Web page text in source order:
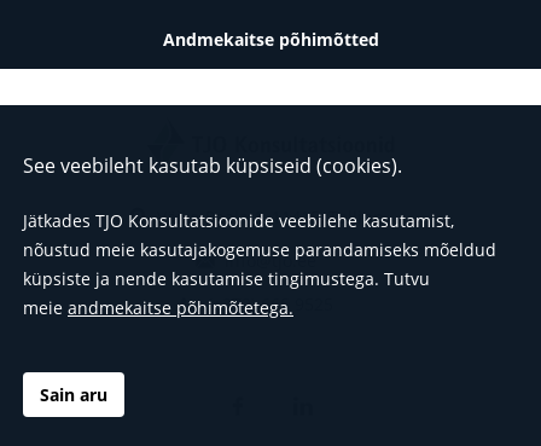
See veebileht kasutab küpsiseid (cookies).
Jätkades TJO Konsultatsioonide veebilehe kasutamist,
nõustud meie kasutajakogemuse parandamiseks mõeldud
küpsiste ja nende kasutamise tingimustega. Tutvu
meie andmekaitse põhimõtetega.
Sain aru
Andmekaitse põhimõtted
Väike-Paala 1, 11415, Tallinn
info@tjo.ee
(+372) 665 9525